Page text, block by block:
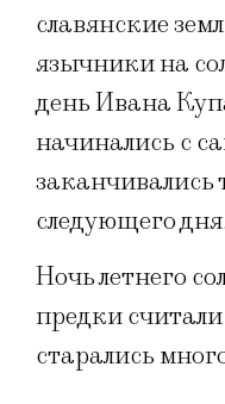
славянские
язычники на
день Ивана
начинались с
заканчивались
следующего дня.
Ночь летнего
предки
старались